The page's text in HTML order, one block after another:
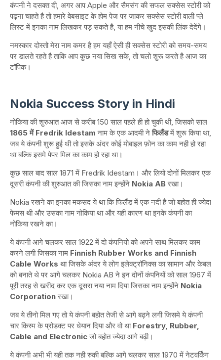
कंपनी ने दसक्त दी, अगर आप Apple और सैमसंग की सफल सक्सेस स्टोरी को
पढ़ना चाहते है तो हमारे वेबसाइट के होम पेज पर जाकर सक्सेस स्टोरी वाली प्ले
लिस्ट में इनका नाम लिखकर पड़ सकते है, या हम नीचे खुद इसकी लिंक देदेंगे।
नमस्कार दोस्तो मेरा नाम कमर है हम यहाँ ऐसी ही सक्सेस स्टोरी को समय-समय
पर डालते रहते है ताकि आप कुछ नया सिख सके, तो चलो शुरू करते है आज का
टॉपिक।
Nokia Success Story in Hindi
नोकिया की शुरुआत आज से करीब 150 साल पहले ही हो चुकी थी, जिसको साल
1865 में Fredrik Idestam नाम के एक आदमी नेफिलैंडमें शुरू किया था,
जब ये कंपनी शुरू हुई थी तो इसके अंदर कोई मोबाइल फ़ोन का काम नही हो रहा
था बल्कि इसमे पेपर मिल का काम हो रहा था।
कुछ साल बाद साल 1871 में Fredrik Idestam। और लियो दोनों मिलकर एक
दूसरी कंपनी की शुरुआत की जिसका नाम इन्होंने Nokia ABरखा।
Nokia रखने का इनका मकसद ये था कि फिलैंड में एक नदी है जो बहोत ही ज्येदा
फेमस थी और उसका नाम नोकिया था और यही कारण था इनके कंपनी का
नोकिया रखने का।
ये कंपनी आगे चलकर साल 1922 में दो कंपनियो को अपने साथ मिलकर काम
करने लगी जिसका नाम Finnish Rubber Works and Finnish
Cable Works था जिसके अंदर ये लोग इलेक्ट्रॉनिक्स का सामान और केबल
को बनाते थे पर आगे चलकर Nokia AB ने इन दोनों कंपनियों को साल 1967 में
पूरी तरह से खरीद कर एक दूसरा नया नाम दिया जिसका नाम इन्होंने Nokia
Corporationरखा।
जब ये तीनो मिल गए तो ये कंपनी बहोत तेजी से आगे बढ़ने लगी जिसमे ये कंपनी
चार किस्म के प्रोडक्ट पर धेयान दिया और वो था Forestry, Rubber,
Cable and Electronicजो बहोत ज्येदा आगे बढ़ी।
ये कंपनी अभी भी यही तक नही रुकी बल्कि आगे चलकर साल 1970 में नेटवर्किंग